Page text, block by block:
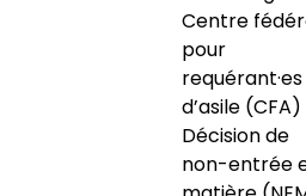
Centre
pour
requérant·es
d’asile (CFA)
Décision de
non-entrée